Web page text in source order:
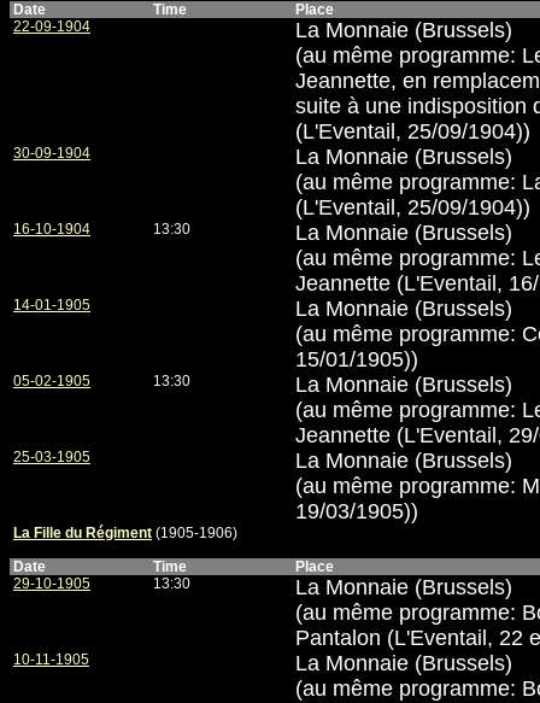
Date
Time
Place
22-09-1904
La Monnaie (Brussels)
(au même programme:
Jeannette, en
suite à une indisposition
(L'Eventail, 25/09/1904))
30-09-1904
La Monnaie (Brussels)
(au même programme:
(L'Eventail, 25/09/1904))
16-10-1904 13:30
La Monnaie (Brussels)
(au même programme:
Jeannette (L'Eventail,
14-01-1905
La Monnaie (Brussels)
(au même programme:
15/01/1905))
05-02-1905 13:30
La Monnaie (Brussels)
(au même programme:
Jeannette (L'Eventail,
25-03-1905
La Monnaie (Brussels)
(au même programme:
19/03/1905))
La Fille du Régiment (1905-1906)
Date
Time
Place
29-10-1905
13:30
La Monnaie (Brussels)
(au même programme:
Pantalon (L'Eventail, 22
10-11-1905
La Monnaie (Brussels)
(au même programme: